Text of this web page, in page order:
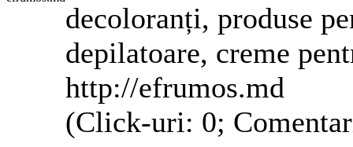
decoloranți, produse
depilatoare, creme
http://efrumos.md
(Click-uri: 0;